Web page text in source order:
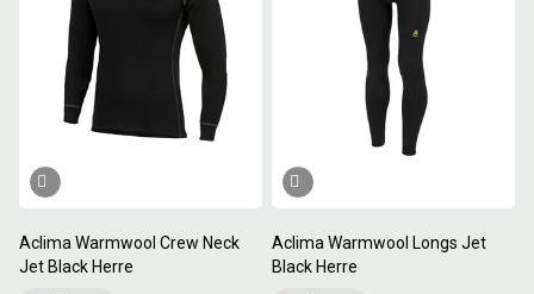
Aclima Warmwool Crew Neck
Jet Black Herre
Aclima Warmwool Longs Jet
Black Herre